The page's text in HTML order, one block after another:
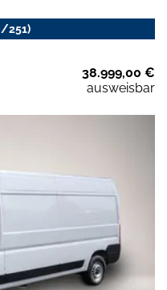
251)
38.999,00 €
ausweisbar